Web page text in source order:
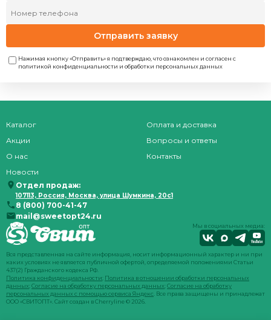
Отправить заявку
Нажимая кнопку «Отправить» я подтверждаю, что ознакомлен и согласен с
политикой конфиденциальности и обработки персональных данных
Каталог
Акции
О нас
Новости
Оплата и доставка
Вопросы и ответы
Контакты
Отдел продаж:
107113, Россия, Москва, улица Шумкина, 20с1
8 (800) 700-41-47
mail@sweetopt24.ru
Мы в социальных медиа:
Вся представленная на сайте информация, носит информационный характер и ни при
каких условиях не является публичной офертой, определяемой положениями Статьи
437(2) Гражданского кодекса РФ.
Политика конфиденциальности; Политика в отношении обработки персональных
данных; Согласие на обработку персональных данных; Согласие на обработку
персональных данных с помощью сервиса Яндекс . Все права защищены и принадлежат
ООО «СВИТОПТ». Сайт создан вCherryline© 2026.